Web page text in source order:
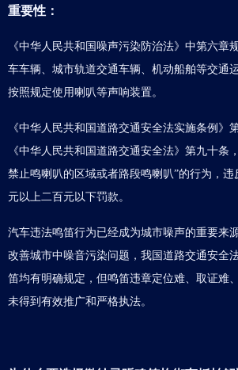
重要性：
《中华人民共和国噪声污染防治法》中第六章
车车辆、城市轨道交通车辆、机动船舶等交通
按照规定使用喇叭等声响装置。
《中华人民共和国道路交通安全法实施条例》
《中华人民共和国道路交通安全法》第九十条
禁止鸣喇叭的区域或者路段鸣喇叭”的行为，
元以上二百元以下罚款。
汽车违法鸣笛行为已经成为城市噪声的重要来
改善城市中噪音污染问题，我国道路交通安全
笛均有明确规定，但鸣笛违章定位难、取证难
未得到有效推广和严格执法。